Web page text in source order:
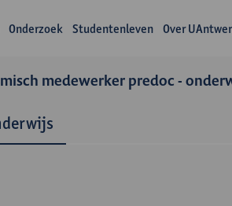
Onderzoek Studentenleven Over
medewerker predoc -